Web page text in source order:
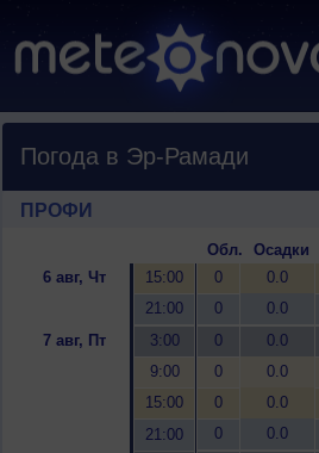
Погода в Эр-Рамади
ПРОФИ
Обл. Осадки
6 авг, Чт
15:00 0 0.0
21:00
0 0.0
7 авг, Пт
3:00 0 0.0
9:00
0 0.0
15:00
0 0.0
21:00
0 0.0